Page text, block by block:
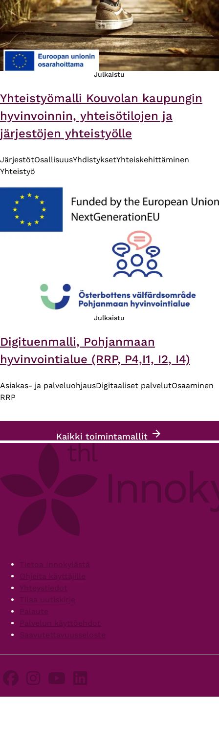
Julkaistu
Yhteistyömalli Kouvolan kaupungin
hyvinvoinnin, yhteisötilojen ja
järjestöjen yhteistyölle
JärjestötOsallisuusYhdistyksetYhteiskehittäminen
Yhteistyö
Julkaistu
Digituenmalli, Pohjanmaan
hyvinvointialue (RRP, P4,I1, I2, I4)
Asiakas- ja palveluohjausDigitaaliset palvelutOsaaminen
RRP
Kaikki toimintamallit
FooterTietoa Innokylästä
Ohjeita käyttäjille
Yhteystiedot
Tilaa uutiskirje
Palaute
Palvelun käyttöehdot
Saavutettavuusseloste